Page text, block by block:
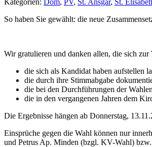
So haben Sie gewählt: die neue
Wir gratulieren und danken allen, die sich
die sich als Kandidat haben aufstellen
die durch ihre Stimmabgabe
die bei den Durchführungen der
die in den vergangenen Jahren dem
Die Ergebnisse hängen ab Donnerstag,
Einsprüche gegen die Wahl können nur
und Petrus Ap. Minden (bzgl. KV-Wahl)